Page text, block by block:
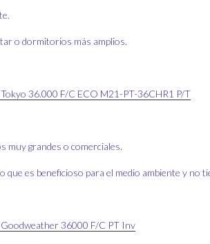
o dormitorios más amplios.
36.000 F/C ECO M21-PT-36CHR1 P/T
muy grandes o comerciales.
que es beneficioso para el medio ambiente y no
36000 F/C PT Inv